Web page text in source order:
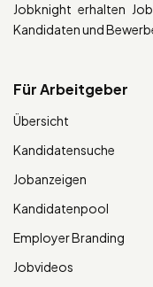
Jobknight erhalten
Kandidaten und
Für Arbeitgeber
Übersicht
Kandidatensuche
Jobanzeigen
Kandidatenpool
Employer Branding
Jobvideos